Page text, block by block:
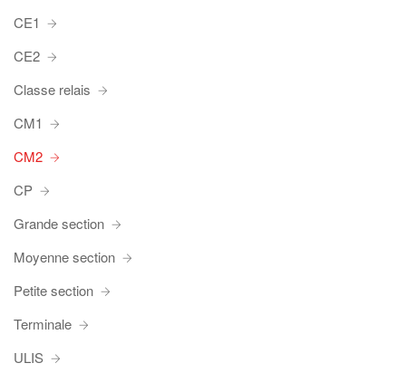
CE1
CE2
Classe relais
CM1
CM2
CP
Grande section
Moyenne section
Petite section
Terminale
ULIS